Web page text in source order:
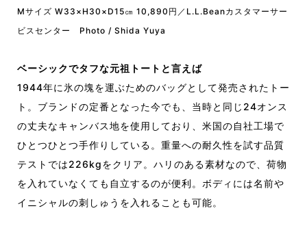
Mサイズ W33×H30×D15㎝ 10,890円／L.L.Beanカスタマーサー
ビスセンター Photo / Shida Yuya
ベーシックでタフな元祖トートと言えば
1944年に氷の塊を運ぶためのバッグとして発売されたトー
ト。ブランドの定番となった今でも、当時と同じ24オンス
の丈夫なキャンバス地を使用しており、米国の自社工場で
ひとつひとつ手作りしている。重量への耐久性を試す品質
テストでは226kgをクリア。ハリのある素材なので、荷物
を入れていなくても自立するのが便利。ボディには名前や
イニシャルの刺しゅうを入れることも可能。